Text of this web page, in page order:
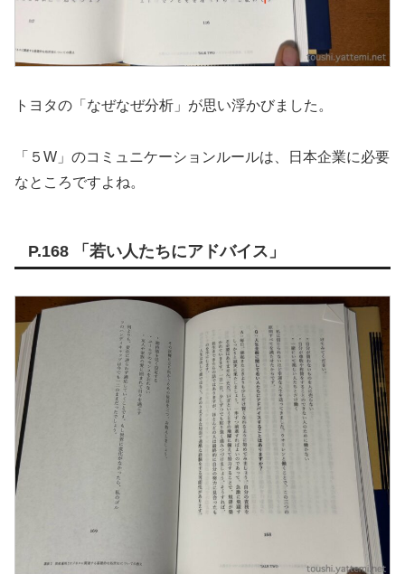
トヨタの「なぜなぜ分析」が思い浮かびました。
「５W」のコミュニケーションルールは、日本企業に必要
なところですよね。
P.168 「若い人たちにアドバイス」